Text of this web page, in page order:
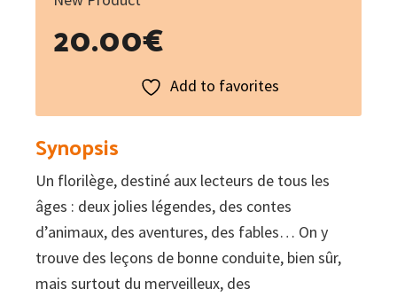
20.00€
Add to favorites
Synopsis
Un florilège, destiné aux lecteurs de tous les
âges : deux jolies légendes, des contes
d’animaux, des aventures, des fables… On y
trouve des leçons de bonne conduite, bien sûr,
mais surtout du merveilleux, des